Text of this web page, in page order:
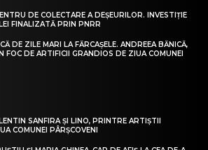
DE COLECTARE A DEȘEURILOR. INVESTIȚIE
FINALIZATĂ PRIN PNRR
DE ZILE MARI LA FĂRCAȘELE. ANDREEA BĂNICĂ,
FOC DE ARTIFICII GRANDIOS DE ZIUA COMUNEI
SANFIRA ȘI LINO, PRINTRE ARTIȘTII
COMUNEI PÂRȘCOVENI